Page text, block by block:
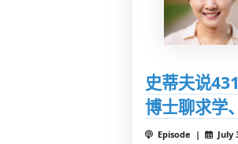
史蒂夫说
博士聊求学
Episode | July